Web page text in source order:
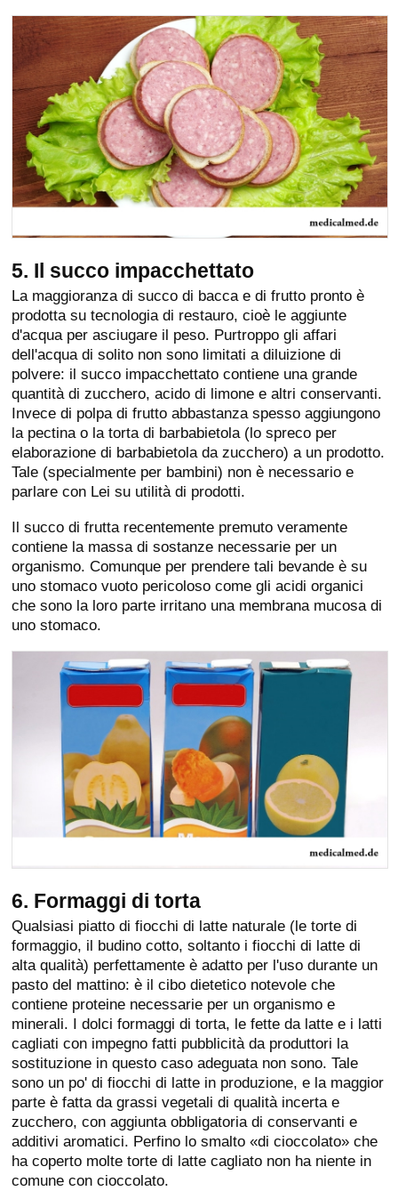
5. Il succo impacchettato
La maggioranza di succo di bacca e di frutto pronto è
prodotta su tecnologia di restauro, cioè le aggiunte
d'acqua per asciugare il peso. Purtroppo gli affari
dell'acqua di solito non sono limitati a diluizione di
polvere: il succo impacchettato contiene una grande
quantità di zucchero, acido di limone e altri conservanti.
Invece di polpa di frutto abbastanza spesso aggiungono
la pectina o la torta di barbabietola (lo spreco per
elaborazione di barbabietola da zucchero) a un prodotto.
Tale (specialmente per bambini) non è necessario e
parlare con Lei su utilità di prodotti.
Il succo di frutta recentemente premuto veramente
contiene la massa di sostanze necessarie per un
organismo. Comunque per prendere tali bevande è su
uno stomaco vuoto pericoloso come gli acidi organici
che sono la loro parte irritano una membrana mucosa di
uno stomaco.
6. Formaggi di torta
Qualsiasi piatto di fiocchi di latte naturale (le torte di
formaggio, il budino cotto, soltanto i fiocchi di latte di
alta qualità) perfettamente è adatto per l'uso durante un
pasto del mattino: è il cibo dietetico notevole che
contiene proteine necessarie per un organismo e
minerali. I dolci formaggi di torta, le fette da latte e i latti
cagliati con impegno fatti pubblicità da produttori la
sostituzione in questo caso adeguata non sono. Tale
sono un po' di fiocchi di latte in produzione, e la maggior
parte è fatta da grassi vegetali di qualità incerta e
zucchero, con aggiunta obbligatoria di conservanti e
additivi aromatici. Perfino lo smalto «di cioccolato» che
ha coperto molte torte di latte cagliato non ha niente in
comune con cioccolato.